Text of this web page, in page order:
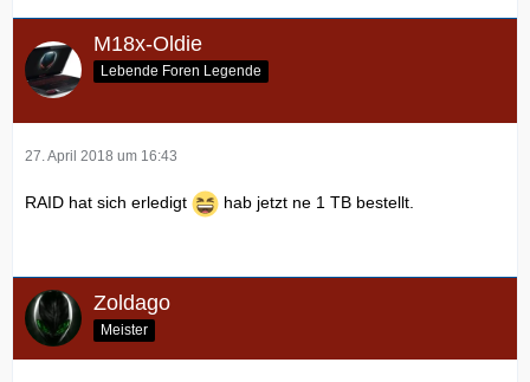
M18x-Oldie
Lebende Foren Legende
27. April 2018 um 16:43
RAID hat sich erledigt hab jetzt ne 1 TB bestellt.
Zoldago
Meister